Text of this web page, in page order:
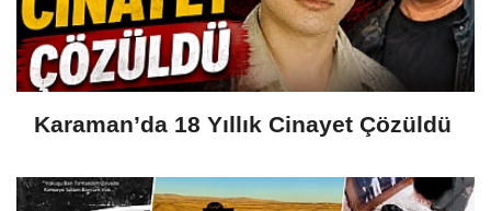
Karaman’da 18 Yıllık Cinayet Çözüldü